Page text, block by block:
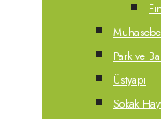
Muhasebe
Park ve
Üstyapı
Sokak